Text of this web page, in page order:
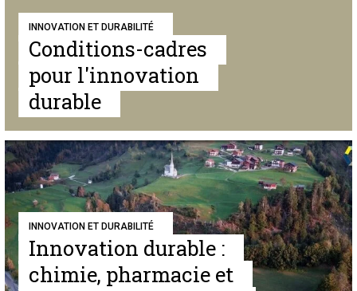
INNOVATION ET DURABILITÉ
Conditions-cadres
pour l'innovation
durable
INNOVATION ET DURABILITÉ
Innovation durable :
chimie, pharmacie et